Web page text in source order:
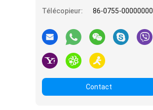
Télécopieur:
86-0755-00000000
Contact